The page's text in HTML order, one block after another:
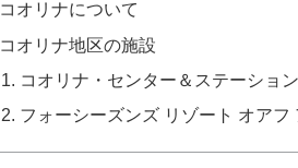
コオリナについて
コオリナ地区の施設
コオリナ・センター＆ステーション
フォーシーズンズ リゾート オアフ